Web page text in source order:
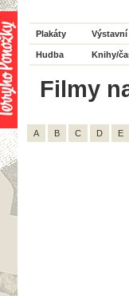
Plakáty
Hudba Knihy/
Filmy
A B C D E